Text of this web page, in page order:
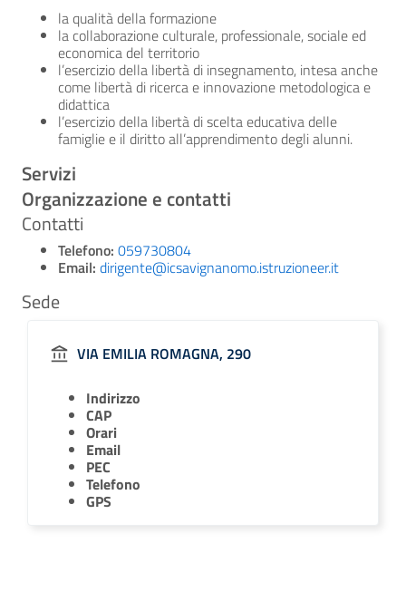
la qualità della formazione
la collaborazione culturale, professionale, sociale ed
economica del territorio
l’esercizio della libertà di insegnamento, intesa anche
come libertà di ricerca e innovazione metodologica e
didattica
l’esercizio della libertà di scelta educativa delle
famiglie e il diritto all’apprendimento degli alunni.
Servizi
Organizzazione e contatti
Contatti
Telefono: 059730804
Email: dirigente@icsavignanomo.istruzioneer.it
Sede
VIA EMILIA ROMAGNA, 290
Indirizzo
CAP
Orari
Email
PEC
Telefono
GPS